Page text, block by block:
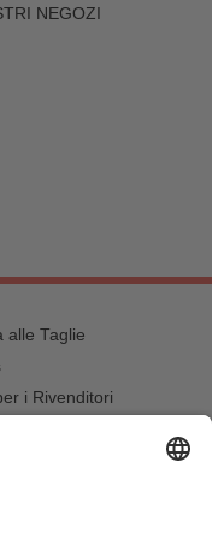
NEGOZI
alle Taglie
i Rivenditori